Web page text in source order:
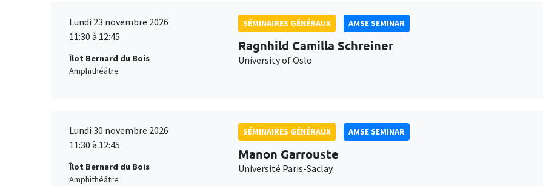
Lundi 23 novembre 2026
11:30 à 12:45
Îlot Bernard du Bois
Amphithéâtre
SÉMINAIRES GÉNÉRAUX AMSE SEMINAR
Ragnhild Camilla Schreiner
University of Oslo
Lundi 30 novembre 2026
11:30 à 12:45
Îlot Bernard du Bois
Amphithéâtre
SÉMINAIRES GÉNÉRAUX AMSE SEMINAR
Manon Garrouste
Université Paris-Saclay